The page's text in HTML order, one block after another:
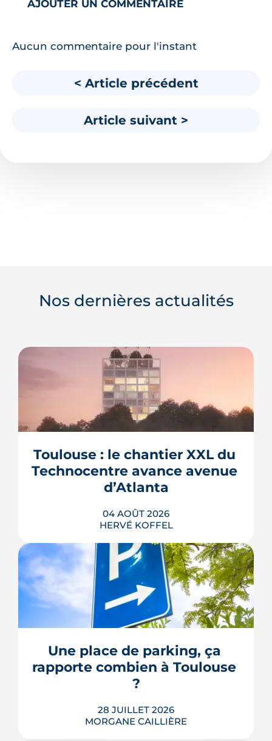
AJOUTER UN COMMENTAIRE
Aucun commentaire pour l'instant
< Article précédent
Article suivant >
Nos dernières actualités
Toulouse : le chantier XXL du
Technocentre avance avenue
d’Atlanta
04 AOÛT 2026
HERVÉ KOFFEL
Avenue d'Atlanta, à la Roseraie, un
chantier de six hectares réorganise les
coulisses techniques de Toulouse
Métropole. Derrière les buttes de terre
déménagement de services, plusieurs
chiffrages officiels et un bras de fer
environnemental.
LIRE L'ARTICLE
Une place de parking, ça
rapporte combien à Toulouse
?
28 JUILLET 2026
MORGANE CAILLIÈRE